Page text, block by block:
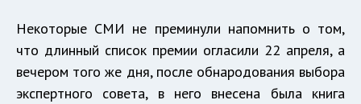
Некоторые СМИ не преминули напомнить о том,
что длинный список премии огласили 22 апреля, а
вечером того же дня, после обнародования выбора
экспертного совета, в него внесена была книга